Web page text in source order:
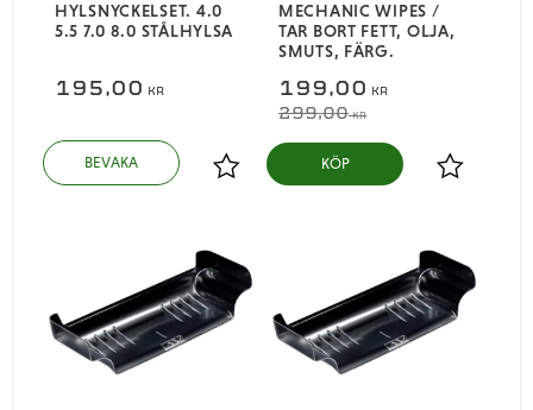
HYLSNYCKELSET. 4.0
5.5 7.0 8.0 STÅLHYLSA
195,00 KR
Lägg till i favoriter
MECHANIC WIPES /
TAR BORT FETT, OLJA,
SMUTS, FÄRG.
199,00 KR
299,00KR
Lägg till i
KÖP